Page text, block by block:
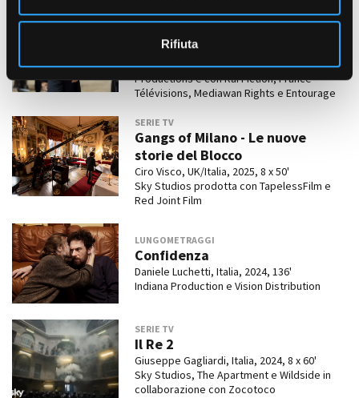
Rifiuta
SERIE TV
Bille August, Italia/Francia, 2025, 8 x 50'
Palomar SpA in collaborazione con Demd
Productions e con Rai Fiction, France
Télévisions, Mediawan Rights e Entourage
SERIE TV
Gangs of Milano - Le nuove
storie del Blocco
Ciro Visco, UK/Italia, 2025, 8 x 50'
Sky Studios prodotta con TapelessFilm e
Red Joint Film
LUNGOMETRAGGI
Confidenza
Daniele Luchetti, Italia, 2024, 136'
Indiana Production e Vision Distribution
SERIE TV
Il Re 2
Giuseppe Gagliardi, Italia, 2024, 8 x 60'
Sky Studios, The Apartment e Wildside in
collaborazione con Zocotoco